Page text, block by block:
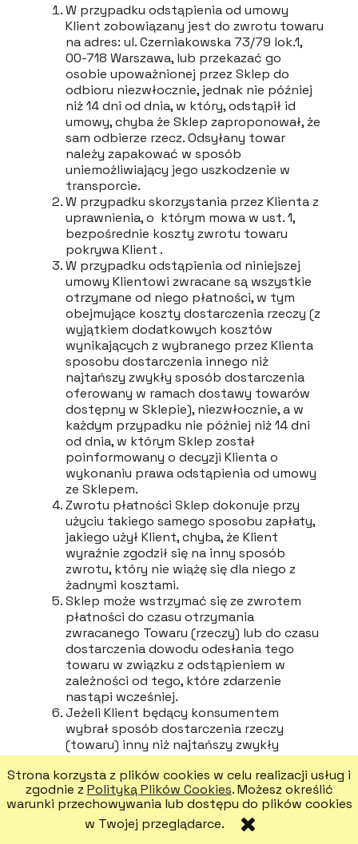
Strona korzysta z plików cookies w celu realizacji usług i
zgodnie zPolityką Plików Cookies. Możesz określić
warunki przechowywania lub dostępu do plików cookies
w Twojej przeglądarce.
W przypadku odstąpienia od umowy
Klient zobowiązany jest do zwrotu towaru
na adres: ul. Czerniakowska 73/79 lok.1,
00-718 Warszawa, lub przekazać go
osobie upoważnionej przez Sklep do
odbioru niezwłocznie, jednak nie później
niż 14 dni od dnia, w który, odstąpił id
umowy, chyba że Sklep zaproponował, że
sam odbierze rzecz. Odsyłany towar
należy zapakować w sposób
uniemożliwiający jego uszkodzenie w
transporcie.
W przypadku skorzystania przez Klienta z
uprawnienia, o którym mowa w ust. 1,
bezpośrednie koszty zwrotu towaru
pokrywa Klient .
W przypadku odstąpienia od niniejszej
umowy Klientowi zwracane są wszystkie
otrzymane od niego płatności, w tym
obejmujące koszty dostarczenia rzeczy (z
wyjątkiem dodatkowych kosztów
wynikających z wybranego przez Klienta
sposobu dostarczenia innego niż
najtańszy zwykły sposób dostarczenia
oferowany w ramach dostawy towarów
dostępny w Sklepie), niezwłocznie, a w
każdym przypadku nie później niż 14 dni
od dnia, w którym Sklep został
poinformowany o decyzji Klienta o
wykonaniu prawa odstąpienia od umowy
ze Sklepem.
Zwrotu płatności Sklep dokonuje przy
użyciu takiego samego sposobu zapłaty,
jakiego użył Klient, chyba, że Klient
wyraźnie zgodził się na inny sposób
zwrotu, który nie wiążę się dla niego z
żadnymi kosztami.
Sklep może wstrzymać się ze zwrotem
płatności do czasu otrzymania
zwracanego Towaru (rzeczy) lub do czasu
dostarczenia dowodu odesłania tego
towaru w związku z odstąpieniem w
zależności od tego, które zdarzenie
nastąpi wcześniej.
Jeżeli Klient będący konsumentem
wybrał sposób dostarczenia rzeczy
(towaru) inny niż najtańszy zwykły
sposób dostarczenia oferowany przez
przedsiębiorcę, (dotyczy sposobu
pierwotnej dostawy do Klienta)
przedsiębiorca nie jest zobowiązany do
zwrotu Klientowi poniesionych przez